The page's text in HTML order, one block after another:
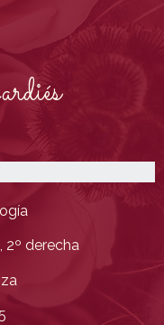
2º derecha